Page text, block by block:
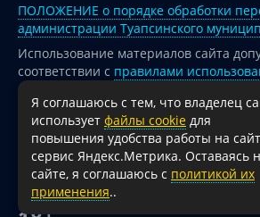
ПОЛОЖЕНИЕ о порядке обработки
администрации Туапсинского
Использование материалов сайта
соответствии с правилами
опубликованных на сайте
При перепечатке и использовании
на источник обязательна.
Для сайтов и страниц сети Интернет
активная гиперссылка на
администрации Туапсинского
Я соглашаюсь с тем, что владелец
использует файлы cookie для
повышения удобства работы на
сервис Яндекс.Метрика. Оставаясь
сайте, я соглашаюсь с политикой их
применения..